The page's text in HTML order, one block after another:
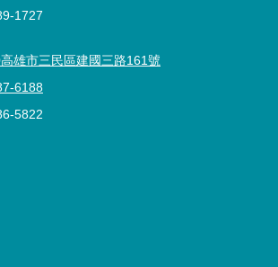
1727
雄市三民區建國三路161號
6188
5822